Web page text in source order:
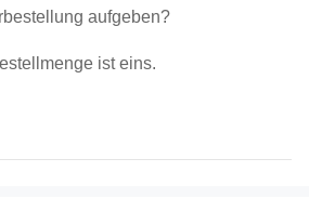
aufgeben?
ist eins.